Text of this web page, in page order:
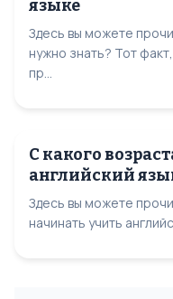
языке
Здесь вы можете
нужно знать? Тот
пр...
С какого
английский
Здесь вы можете
начинать учить